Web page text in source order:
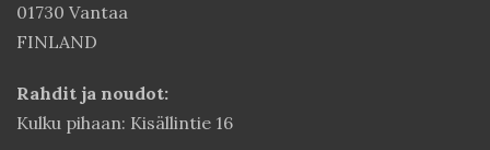
01730 Vantaa
FINLAND
Rahdit ja noudot:
Kulku pihaan: Kisällintie 16